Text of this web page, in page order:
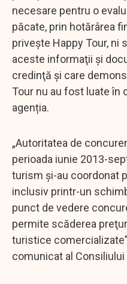
necesare pentru o
păcate, prin hotărârea
priveşte Happy Tour, ni
aceste informaţii şi
credinţă şi care
Tour nu au fost luate în
agenția.
„Autoritatea de
perioada iunie 2013-
turism şi-au coordonat
inclusiv printr-un
punct de vedere
permite scăderea
turistice
comunicat al